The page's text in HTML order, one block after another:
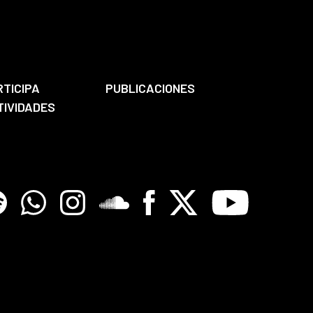
PUBLICACIONES
WhatsappInstagramSoundcloreFacebook
X Youtube